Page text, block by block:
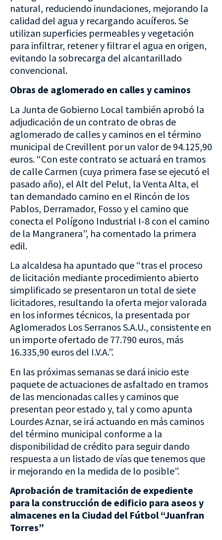
natural, reduciendo inundaciones, mejorando la
calidad del agua y recargando acuíferos. Se
utilizan superficies permeables y vegetación
para infiltrar, retener y filtrar el agua en origen,
evitando la sobrecarga del alcantarillado
convencional.
Obras de aglomerado en calles y caminos
La Junta de Gobierno Local también aprobó la
adjudicación de un contrato de obras de
aglomerado de calles y caminos en el término
municipal de Crevillent por un valor de 94.125,90
euros. “Con este contrato se actuará en tramos
de calle Carmen (cuya primera fase se ejecutó el
pasado año), el Alt del Pelut, la Venta Alta, el
tan demandado camino en el Rincón de los
Pablos, Derramador, Fosso y el camino que
conecta el Polígono Industrial I-8 con el camino
de la Mangranera”, ha comentado la primera
edil.
La alcaldesa ha apuntado que “tras el proceso
de licitación mediante procedimiento abierto
simplificado se presentaron un total de siete
licitadores, resultando la oferta mejor valorada
en los informes técnicos, la presentada por
Aglomerados Los Serranos S.A.U., consistente en
un importe ofertado de 77.790 euros, más
16.335,90 euros del I.V.A.”.
En las próximas semanas se dará inicio este
paquete de actuaciones de asfaltado en tramos
de las mencionadas calles y caminos que
presentan peor estado y, tal y como apunta
Lourdes Aznar, se irá actuando en más caminos
del término municipal conforme a la
disponibilidad de crédito para seguir dando
respuesta a un listado de vías que tenemos que
ir mejorando en la medida de lo posible”.
Aprobación de tramitación de expediente
para la construcción de edificio para aseos y
almacenes en la Ciudad del Fútbol “Juanfran
Torres”